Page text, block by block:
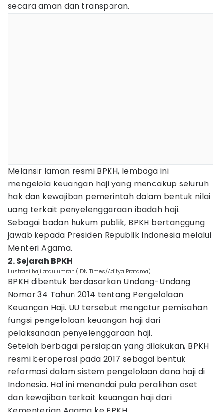
secara aman dan transparan.
Melansir laman resmi BPKH, lembaga ini
mengelola keuangan haji yang mencakup seluruh
hak dan kewajiban pemerintah dalam bentuk nilai
uang terkait penyelenggaraan ibadah haji.
Sebagai badan hukum publik, BPKH bertanggung
jawab kepada Presiden Republik Indonesia melalui
Menteri Agama.
2. Sejarah BPKH
Ilustrasi haji atau umrah (IDN Times/Aditya Pratama)
BPKH dibentuk berdasarkan Undang-Undang
Nomor 34 Tahun 2014 tentang Pengelolaan
Keuangan Haji. UU tersebut mengatur pemisahan
fungsi pengelolaan keuangan haji dari
pelaksanaan penyelenggaraan haji.
Setelah berbagai persiapan yang dilakukan, BPKH
resmi beroperasi pada 2017 sebagai bentuk
reformasi dalam sistem pengelolaan dana haji di
Indonesia. Hal ini menandai pula peralihan aset
dan kewajiban terkait keuangan haji dari